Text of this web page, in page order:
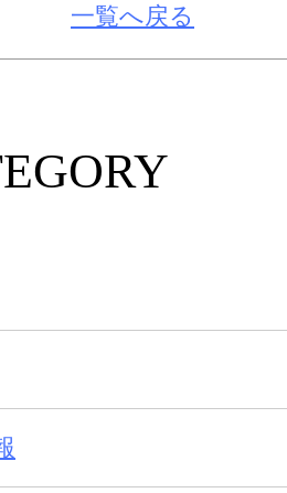
一覧へ戻る